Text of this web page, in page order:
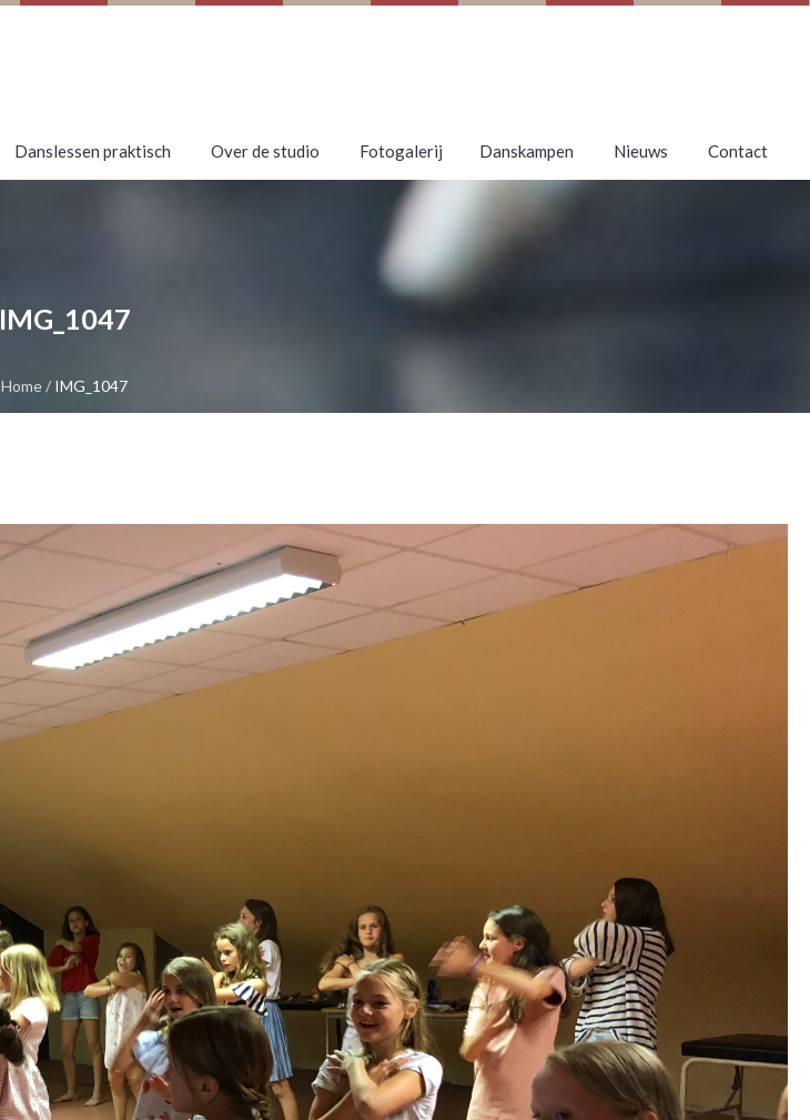
Danslessen praktisch Over de studio Fotogalerij Danskampen Nieuws Contact
IMG_1047
Home/ IMG_1047